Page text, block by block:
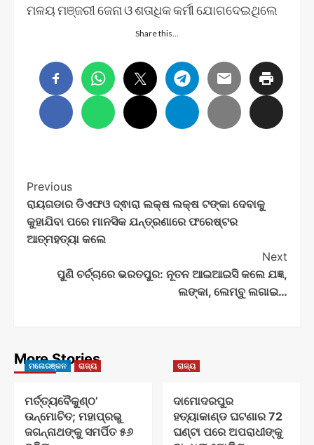
ମଳୟ ମଞ୍ଜରୀ ଜେନା ଓ ଶତାଧିକ କର୍ମୀ ଯୋଗଦେଇଥିଲେ
Share this…
Post
Navigation
Previous
ରାୟଗଡାର ଡିଏଫଓ ଦ୍ଵାରା ଲକ୍ଷ ଲକ୍ଷ ଟଙ୍କା ଦେବାକୁ
କୁହାଯିବା ପରେ ମାନସିକ ଯନ୍ତ୍ରଣାରେ ଫରେଷ୍ଟର
ଆତ୍ମହତ୍ୟା କଲେ
Next
ପୁଣି ଚର୍ଚ୍ଚାରେ ଭରତପୁର: ନୂତନ ଆଇଆଇସି କଲେ ଯଜ୍ଞ,
ଲଙ୍କା, ଲେମ୍ବୁ ଲଗାଇ…
More Stories
ମନୋରଞ୍ଜନ ରାଜ୍ୟ
ମର୍ତ୍ତ୍ୟବୈକୁଣ୍ଠ’
ଉନ୍ମୋଚିତ; ମହାପ୍ରଭୁ
ଜଗନ୍ନାଥଙ୍କୁ ସମର୍ପିତ ୫୬
ରାଜ୍ୟ
ଦାମୋଦରପୁର
ହତ୍ୟାକାଣ୍ଡ ଘଟଣାର 72
ଘଣ୍ଟା ପରେ ଅପରାଧୀଙ୍କୁ